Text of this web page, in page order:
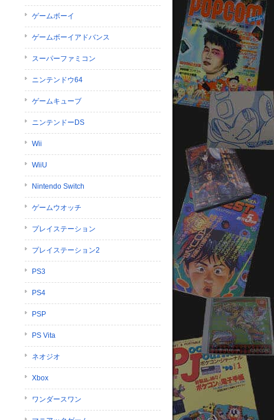
ゲームボーイ
ゲームボーイアドバンス
スーパーファミコン
ニンテンドウ64
ゲームキューブ
ニンテンドーDS
Wii
WiiU
Nintendo Switch
ゲームウオッチ
プレイステーション
プレイステーション2
PS3
PS4
PSP
PS Vita
ネオジオ
Xbox
ワンダースワン